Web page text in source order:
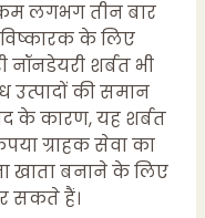
लगभग तीन बार
के लिए
नॉनडेयरी शर्बत भी
की समान
के कारण, यह शर्बत
ग्राहक सेवा का
खाता बनाने के लिए
सकते हैं।